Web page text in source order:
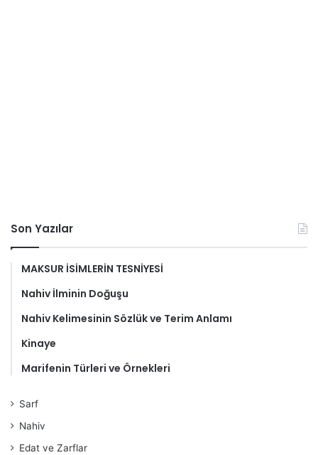
Son Yazılar
MAKSUR İSİMLERİN TESNİYESİ
Nahiv İlminin Doğuşu
Nahiv Kelimesinin Sözlük ve Terim Anlamı
Kinaye
Marifenin Türleri ve Örnekleri
Sarf
Nahiv
Edat ve Zarflar